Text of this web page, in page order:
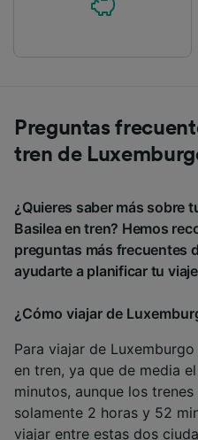
Preguntas
tren de
¿Quieres saber más sobre
Basilea en tren? Hemos
preguntas más frecuentes
ayudarte a planificar tu
¿Cómo viajar de
Para viajar de
en tren, ya que de media
minutos, aunque los
solamente 2 horas y 52
viajar entre estas dos